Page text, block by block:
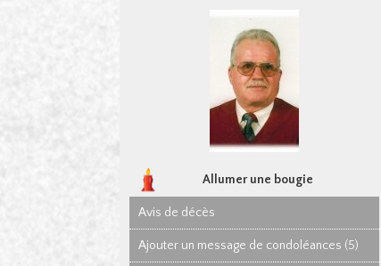
Allumer une bougie
Avis de décès
Ajouter un message de condoléances (5)